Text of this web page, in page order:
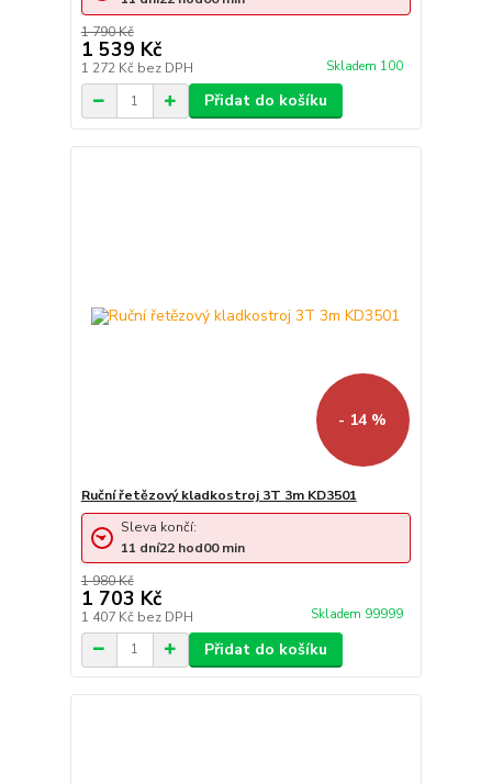
1 790 Kč
1 539 Kč
1 272 Kč bez DPH Skladem 100
Přidat do košíku
- 14 %
Ruční řetězový kladkostroj 3T 3m KD3501
1 980 Kč
1 703 Kč
1 407 Kč bez DPH Skladem 99999
Sleva končí:
11 dní22 hod00min
Přidat do košíku